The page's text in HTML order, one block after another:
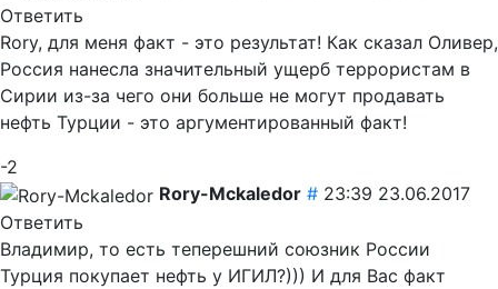
Ответить
Rory, для меня факт - это результат! Как сказал Оливер,
Россия нанесла значительный ущерб террористам в
Сирии из-за чего они больше не могут продавать
нефть Турции - это аргументированный факт!
-2
Rory-Mckaledor # 23:39 23.06.2017
Ответить
Владимир, то есть теперешний союзник России
Турция покупает нефть у ИГИЛ?))) И для Вас факт